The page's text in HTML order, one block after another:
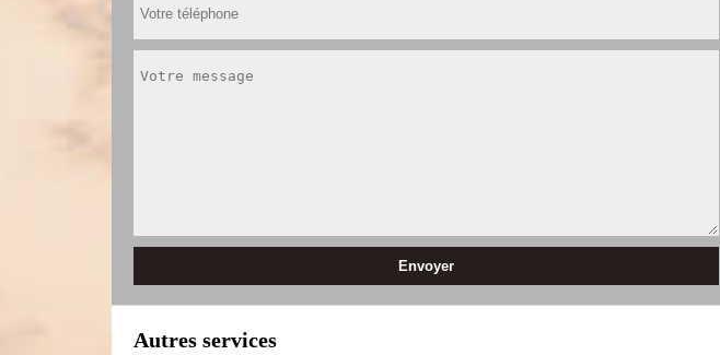
Autres services